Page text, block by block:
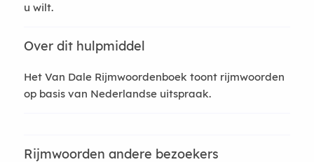
u wilt.
Over dit hulpmiddel
Het Van Dale Rijmwoordenboek toont rijmwoorden
op basis van Nederlandse uitspraak.
Rijmwoorden andere bezoekers